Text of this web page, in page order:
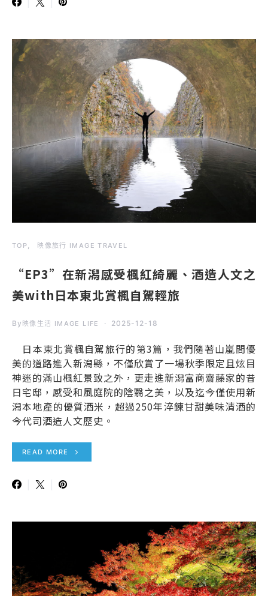
TOP 映像旅行 IMAGE TRAVEL
“EP3”在新潟感受楓紅綺麗、酒造人文之
美with日本東北賞楓自駕輕旅
By 映像生活 IMAGE LIFE 2025-12-18
日本東北賞楓自駕旅行的第3篇，我們隨著山嵐間優
美的道路進入新潟縣，不僅欣賞了一場秋季限定且炫目
神迷的滿山楓紅景致之外，更走進新潟富商齋藤家的昔
日宅邸，感受和風庭院的陰翳之美，以及迄今僅使用新
潟本地產的優質酒米，超過250年淬鍊甘甜美味清酒的
今代司酒造人文歷史。
READ MORE